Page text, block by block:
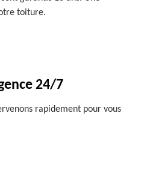
toiture.
24/7
rapidement pour vous